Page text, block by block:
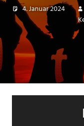
4. Januar 2024